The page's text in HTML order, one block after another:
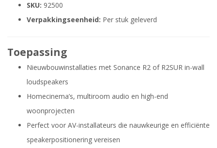
SKU: 92500
Verpakkingseenheid: Per stuk geleverd
Toepassing
Nieuwbouwinstallaties met Sonance R2 of R2SUR in-wall
loudspeakers
Homecinema’s, multiroom audio en high-end
woonprojecten
Perfect voor AV-installateurs die nauwkeurige en efficiënte
speakerpositionering vereisen